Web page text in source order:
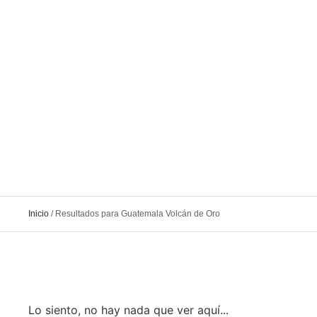
Inicio / Resultados para Guatemala Volcán de Oro
Lo siento, no hay nada que ver aquí...